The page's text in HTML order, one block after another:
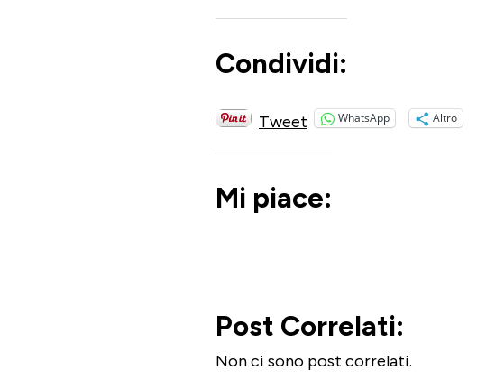
Condividi:
Tweet WhatsApp Altro
Mi piace:
Post Correlati:
Non ci sono post correlati.